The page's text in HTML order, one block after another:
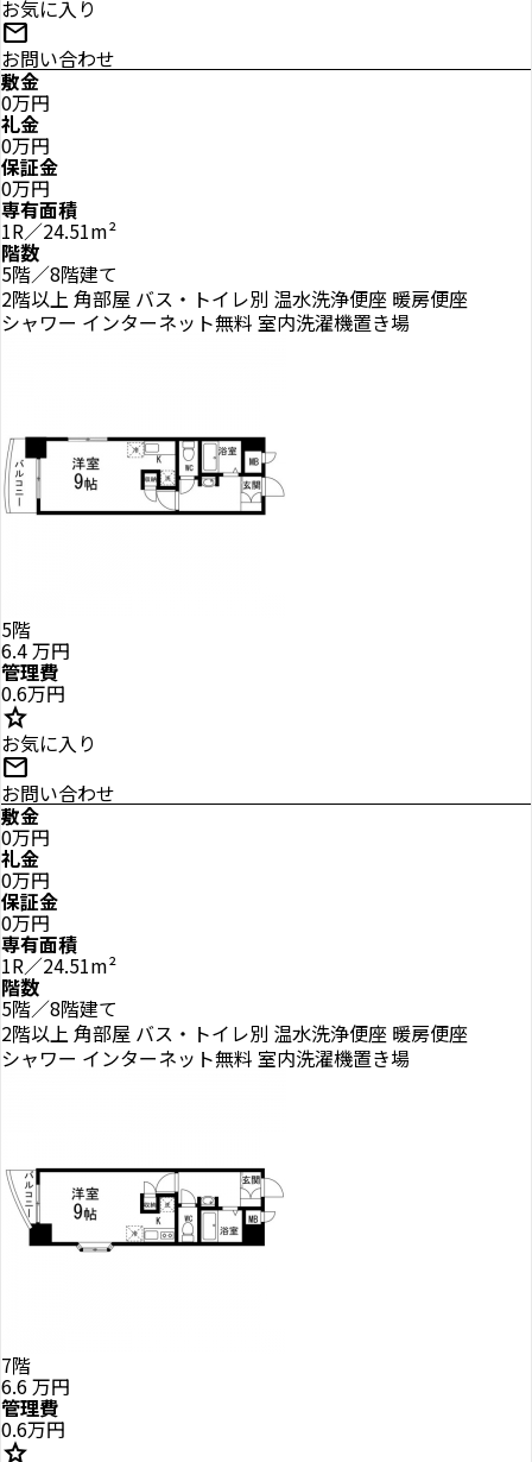
お気に入り
mail
お問い合わせ
敷金
0万円
礼金
0万円
保証金
0万円
専有面積
1R／24.51m²
階数
5階／8階建て
2階以上 角部屋 バス・トイレ別 温水洗浄便座 暖房便座
シャワー インターネット無料 室内洗濯機置き場
5階
6.4万円
管理費
0.6万円
star
お気に入り
mail
お問い合わせ
敷金
0万円
礼金
0万円
保証金
0万円
専有面積
1R／24.51m²
階数
5階／8階建て
2階以上 角部屋 バス・トイレ別 温水洗浄便座 暖房便座
シャワー インターネット無料 室内洗濯機置き場
7階
6.6万円
管理費
0.6万円
star